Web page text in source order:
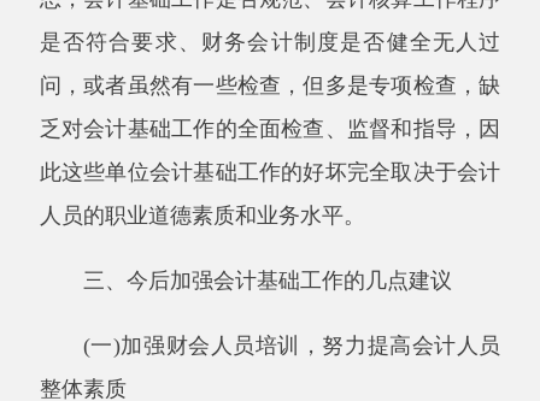
会计行为
性，突出重点，抓出成效。从会计基础工作的实
际出发，抓紧抓好对会计基础工作中普遍存在的
突出问题的整顿，力求有所突破，求得成效。重
会计人员方面，按照《会计法》的规定设置会计
机构、配备与业务素质相适应的会计人员，明确
各个工作岗位的职责。(2)在会计核算方面，账簿